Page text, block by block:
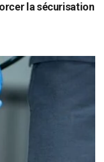
la sécurisation